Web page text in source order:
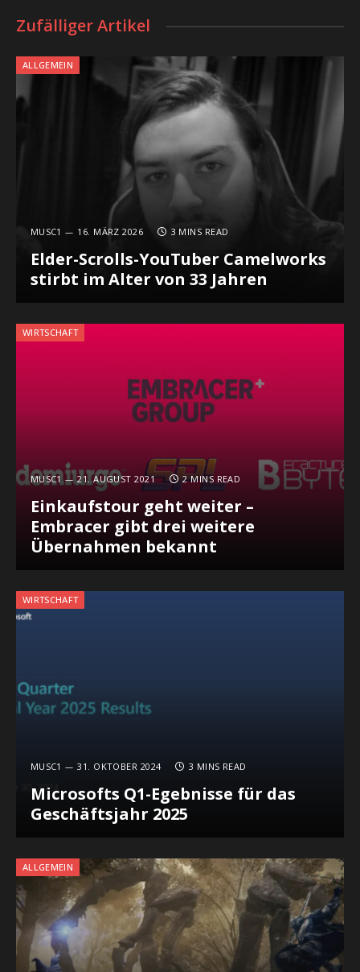
Zufälliger Artikel
ALLGEMEIN
MUSC1 16. MÄRZ 2026 3 MINS READ
Elder-Scrolls-YouTuber Camelworks
stirbt im Alter von 33 Jahren
WIRTSCHAFT
MUSC1 21. AUGUST 2021 2 MINS READ
Einkaufstour geht weiter –
Embracer gibt drei weitere
Übernahmen bekannt
WIRTSCHAFT
MUSC1 31. OKTOBER 2024 3 MINS READ
Microsofts Q1-Egebnisse für das
Geschäftsjahr 2025
ALLGEMEIN